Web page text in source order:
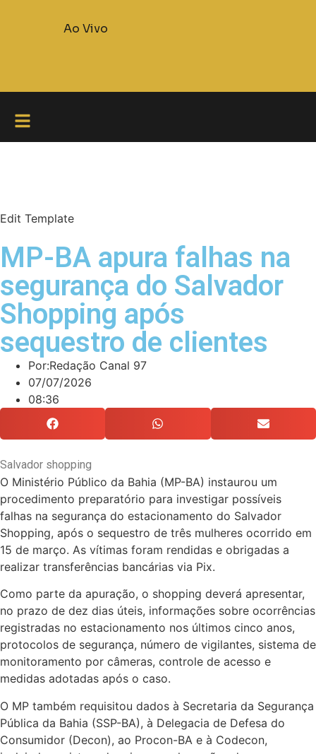
Ao Vivo
Edit Template
MP-BA apura falhas na
segurança do Salvador
Shopping após
sequestro de clientes
Por:Redação Canal 97
07/07/2026
08:36
Salvador shopping
O Ministério Público da Bahia (MP-BA) instaurou um
procedimento preparatório para investigar possíveis
falhas na segurança do estacionamento do Salvador
Shopping, após o sequestro de três mulheres ocorrido em
15 de março. As vítimas foram rendidas e obrigadas a
realizar transferências bancárias via Pix.
Como parte da apuração, o shopping deverá apresentar,
no prazo de dez dias úteis, informações sobre ocorrências
registradas no estacionamento nos últimos cinco anos,
protocolos de segurança, número de vigilantes, sistema de
monitoramento por câmeras, controle de acesso e
medidas adotadas após o caso.
O MP também requisitou dados à Secretaria da Segurança
Pública da Bahia (SSP-BA), à Delegacia de Defesa do
Consumidor (Decon), ao Procon-BA e à Codecon,